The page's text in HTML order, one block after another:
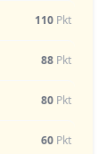
110 Pkt
88 Pkt
80 Pkt
60 Pkt